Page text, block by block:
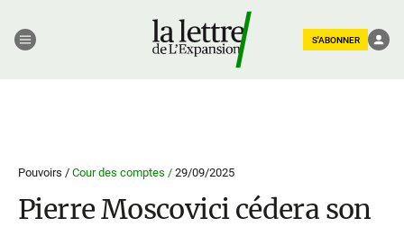
S'ABONNER
Pouvoirs / Cour des comptes / 29/09/2025
Pierre Moscovici cédera son